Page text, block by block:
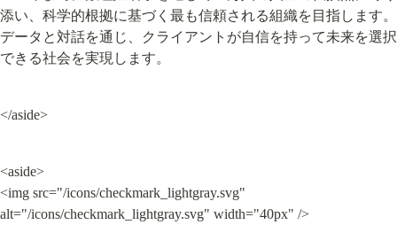
添い、科学的根拠に基づく最も信頼される組織を目指します。
データと対話を通じ、クライアントが自信を持って未来を選択
できる社会を実現します。
</aside>
<aside>
<img src="/icons/checkmark_lightgray.svg"
alt="/icons/checkmark_lightgray.svg" width="40px" />